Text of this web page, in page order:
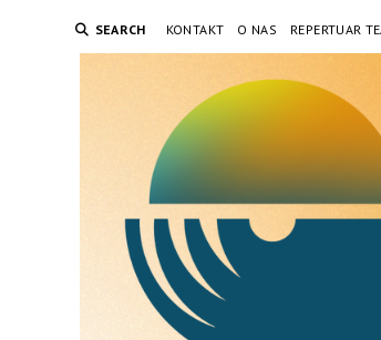
SEARCH KONTAKT O NAS REPERTUAR